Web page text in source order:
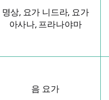
명상, 요가 니드라, 요가
아사나, 프라나야마
음 요가